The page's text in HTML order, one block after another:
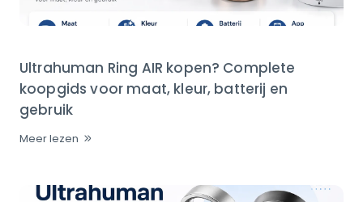
Ultrahuman Ring AIR kopen? Complete
koopgids voor maat, kleur, batterij en
gebruik
Meer lezen